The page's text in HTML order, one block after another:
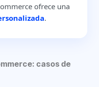
ofrece una
.
casos de